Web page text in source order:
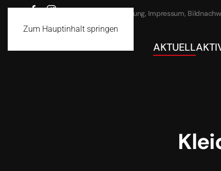
Zum Hauptinhalt springen
Haftung, Impressum,
AKTUELL